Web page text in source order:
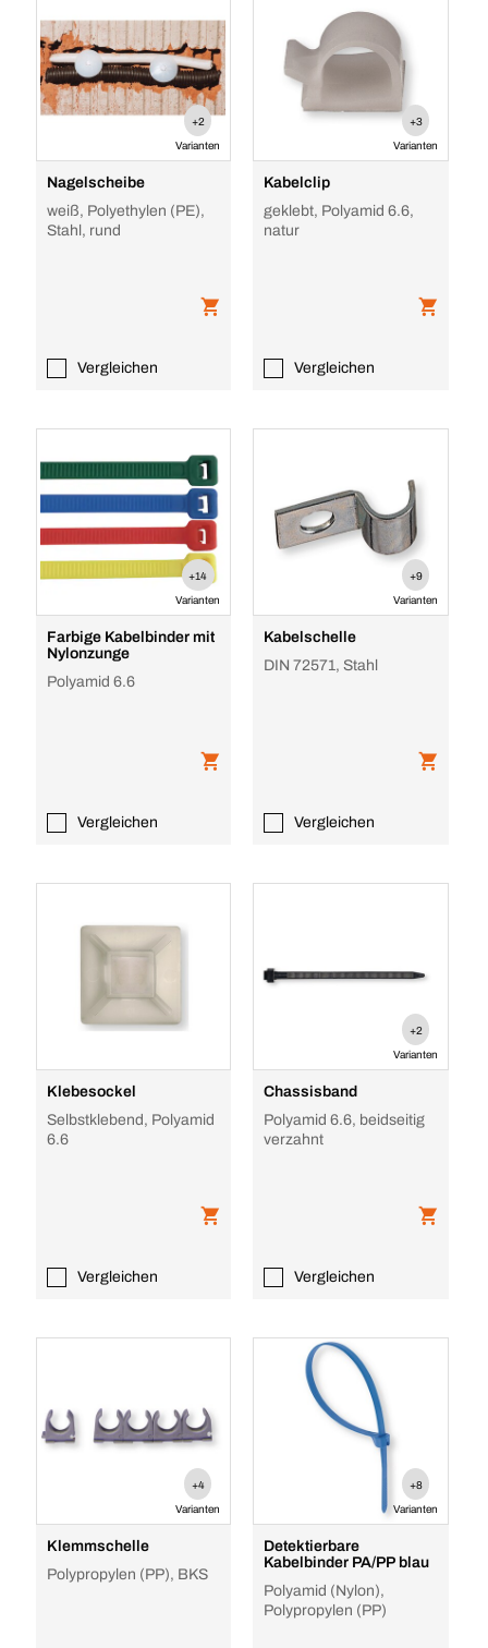
+2
Varianten
Nagelscheibe
weiß, Polyethylen (PE),
Stahl, rund
Vergleichen
+3
Varianten
Kabelclip
geklebt, Polyamid 6.6,
natur
Vergleichen
+14
Varianten
Farbige Kabelbinder mit
Nylonzunge
Polyamid 6.6
Vergleichen
+9
Varianten
Kabelschelle
DIN 72571, Stahl
Vergleichen
Klebesockel
Selbstklebend, Polyamid
6.6
Vergleichen
+2
Varianten
Chassisband
Polyamid 6.6, beidseitig
verzahnt
Vergleichen
+4
Varianten
Klemmschelle
Polypropylen (PP), BKS
+8
Varianten
Detektierbare
Kabelbinder PA/PP blau
Polyamid (Nylon),
Polypropylen (PP)